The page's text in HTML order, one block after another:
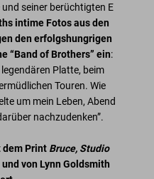
seiner berüchtigten E
intime Fotos aus den
den erfolgshungrigen
“Band of Brothers” ein:
Platte, beim
Touren. Wie
um mein Leben, Abend
nachzudenken”.
dem Print Bruce, Studio
von Lynn Goldsmith